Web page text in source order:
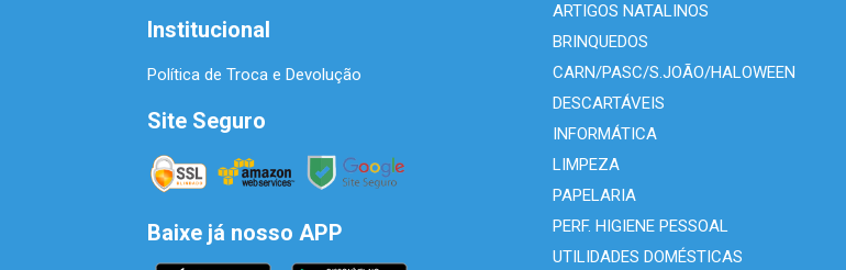
Institucional
Política de Troca e Devolução
Site Seguro
Baixe já nosso APP
ARTIGOS NATALINOS
BRINQUEDOS
CARN/PASC/S.JOÃO/HALOWEEN
DESCARTÁVEIS
INFORMÁTICA
LIMPEZA
PAPELARIA
PERF. HIGIENE PESSOAL
UTILIDADES DOMÉSTICAS